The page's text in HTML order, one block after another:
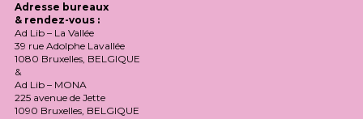
Adresse bureaux
& rendez-vous :
Ad Lib – La Vallée
39 rue Adolphe Lavallée
1080 Bruxelles, BELGIQUE
&
Ad Lib – MONA
225 avenue de Jette
1090 Bruxelles, BELGIQUE